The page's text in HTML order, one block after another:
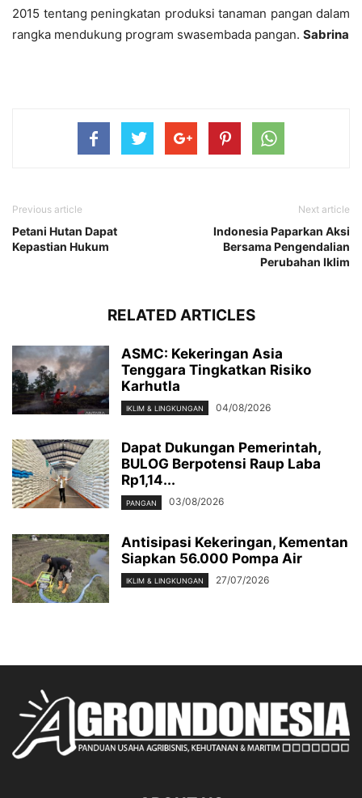
2015 tentang peningkatan produksi tanaman pangan dalam
rangka mendukung program swasembada pangan. Sabrina
Previous article
Petani Hutan Dapat
Kepastian Hukum
Next article
Indonesia Paparkan Aksi
Bersama Pengendalian
Perubahan Iklim
RELATED ARTICLES
ASMC: Kekeringan Asia
Tenggara Tingkatkan Risiko
Karhutla
IKLIM & LINGKUNGAN 04/08/2026
Dapat Dukungan Pemerintah,
BULOG Berpotensi Raup Laba
Rp1,14...
PANGAN 03/08/2026
Antisipasi Kekeringan, Kementan
Siapkan 56.000 Pompa Air
IKLIM & LINGKUNGAN 27/07/2026